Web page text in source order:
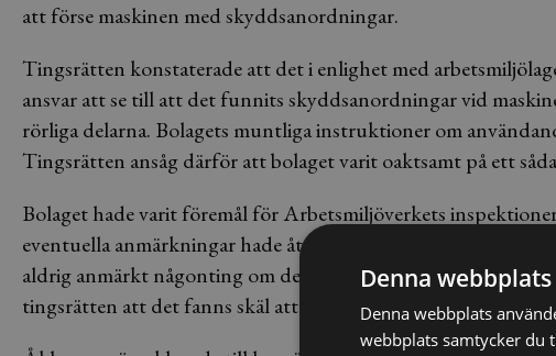
att förse maskinen med skyddsanordningar.
Tingsrätten konstaterade att det i enlighet med
ansvar att se till att det funnits skyddsanordningar vid
rörliga delarna. Bolagets muntliga instruktioner om
Tingsrätten ansåg därför att bolaget varit oaktsamt på ett
Bolaget hade varit föremål för Arbetsmiljöverkets
eventuella anmärkningar hade åtgärdats vid varje tillfälle. De
aldrig anmärkt någonting om den nu aktuella
tingsrätten att det fanns skäl att efterge företagsboten.
Denna
Denna webbplats
webbplats samtycker du